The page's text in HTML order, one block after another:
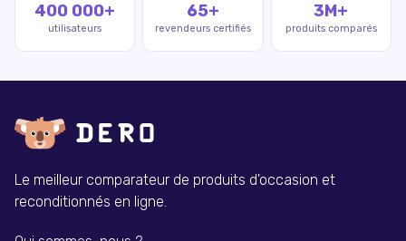
400 000+
utilisateurs
65+
revendeurs certifiés
3M+
produits comparés
Le meilleur comparateur de produits d'occasion et
reconditionnés en ligne.